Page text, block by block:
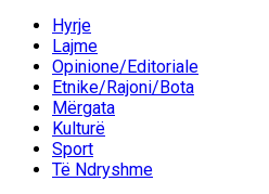
Hyrje
Lajme
Opinione/Editoriale
Etnike/Rajoni/Bota
Mërgata
Kulturë
Sport
Të Ndryshme